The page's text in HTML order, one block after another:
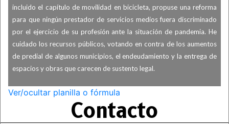
incluido el capítulo de movilidad en bicicleta, propuse una reforma
para que ningún prestador de servicios medios fuera discriminado
por el ejercicio de su profesión ante la situación de pandemia. He
cuidado los recursos públicos, votando en contra de los aumentos
de predial de algunos municipios, el endeudamiento y la entrega de
espacios y obras que carecen de sustento legal.
Ver/ocultar planilla o fórmula
Contacto